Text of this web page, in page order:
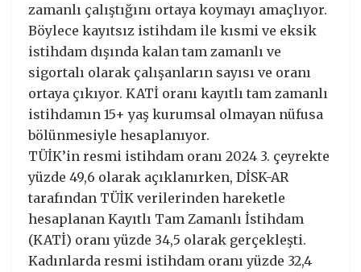
zamanlı çalıştığını ortaya koymayı amaçlıyor.
Böylece kayıtsız istihdam ile kısmi ve eksik
istihdam dışında kalan tam zamanlı ve
sigortalı olarak çalışanların sayısı ve oranı
ortaya çıkıyor. KATİ oranı kayıtlı tam zamanlı
istihdamın 15+ yaş kurumsal olmayan nüfusa
bölünmesiyle hesaplanıyor.
TÜİK’in resmi istihdam oranı 2024 3. çeyrekte
yüzde 49,6 olarak açıklanırken, DİSK-AR
tarafından TÜİK verilerinden hareketle
hesaplanan Kayıtlı Tam Zamanlı İstihdam
(KATİ) oranı yüzde 34,5 olarak gerçekleşti.
Kadınlarda resmi istihdam oranı yüzde 32,4